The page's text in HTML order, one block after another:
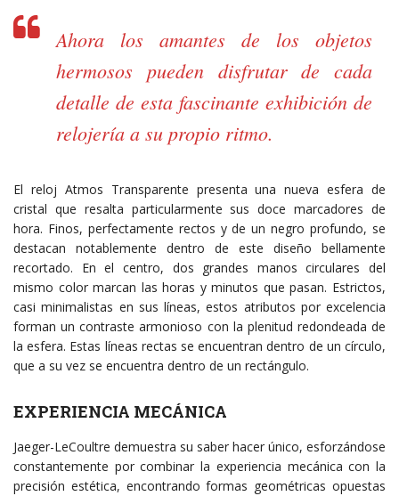
Ahora los amantes de los objetos
hermosos pueden disfrutar de cada
detalle de esta fascinante exhibición de
relojería a su propio ritmo.
El reloj Atmos Transparente presenta una nueva esfera de
cristal que resalta particularmente sus doce marcadores de
hora. Finos, perfectamente rectos y de un negro profundo, se
destacan notablemente dentro de este diseño bellamente
recortado. En el centro, dos grandes manos circulares del
mismo color marcan las horas y minutos que pasan. Estrictos,
casi minimalistas en sus líneas, estos atributos por excelencia
forman un contraste armonioso con la plenitud redondeada de
la esfera. Estas líneas rectas se encuentran dentro de un círculo,
que a su vez se encuentra dentro de un rectángulo.
EXPERIENCIA MECÁNICA
Jaeger-LeCoultre demuestra su saber hacer único, esforzándose
constantemente por combinar la experiencia mecánica con la
precisión estética, encontrando formas geométricas opuestas